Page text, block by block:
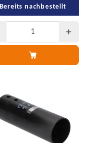
Bereits nachbestellt